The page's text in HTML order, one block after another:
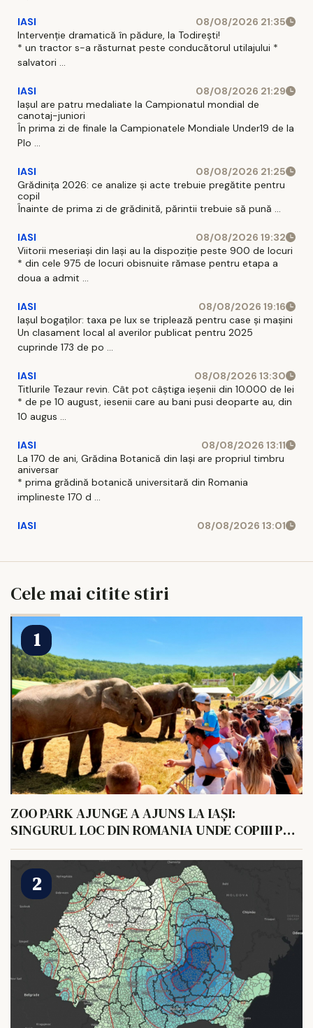
IASI
08/08/2026 21:35
Intervenție dramatică în pădure, la Todirești!
* un tractor s-a răsturnat peste conducătorul utilajului *
salvatori ...
IASI
08/08/2026 21:29
Iaşul are patru medaliate la Campionatul mondial de
canotaj-juniori
În prima zi de finale la Campionatele Mondiale Under19 de la
Plo ...
IASI
08/08/2026 21:25
Grădinița 2026: ce analize și acte trebuie pregătite pentru
copil
Înainte de prima zi de grădinită, părintii trebuie să pună ...
IASI
08/08/2026 19:32
Viitorii meseriași din Iași au la dispoziție peste 900 de locuri
* din cele 975 de locuri obisnuite rămase pentru etapa a
doua a admit ...
IASI
08/08/2026 19:16
Iașul bogaților: taxa pe lux se triplează pentru case și mașini
Un clasament local al averilor publicat pentru 2025
cuprinde 173 de po ...
IASI
08/08/2026 13:30
Titlurile Tezaur revin. Cât pot câștiga ieșenii din 10.000 de lei
* de pe 10 august, iesenii care au bani pusi deoparte au, din
10 augus ...
IASI
08/08/2026 13:11
La 170 de ani, Grădina Botanică din Iași are propriul timbru
aniversar
* prima grădină botanică universitară din Romania
implineste 170 d ...
IASI 08/08/2026 13:01
Cele mai citite stiri
ZOO PARK AJUNGE A AJUNS LA IAȘI:
SINGURUL LOC DIN ROMANIA UNDE COPIII POT
HRANI UN ELEFANT